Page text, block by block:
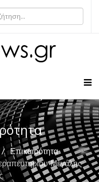
Επικαιρότητα
Μεγάλης